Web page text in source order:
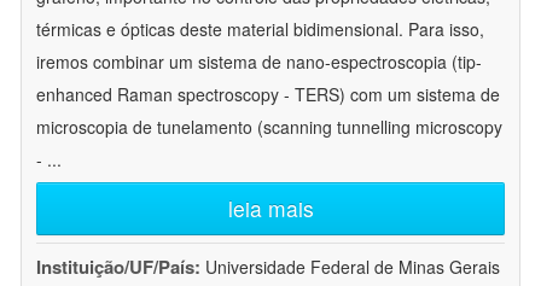
térmicas e ópticas deste material bidimensional. Para isso,
iremos combinar um sistema de nano-espectroscopia (tip-
enhanced Raman spectroscopy - TERS) com um sistema de
microscopia de tunelamento (scanning tunnelling microscopy
- ...
leia mais
Instituição/UF/País: Universidade Federal de Minas Gerais